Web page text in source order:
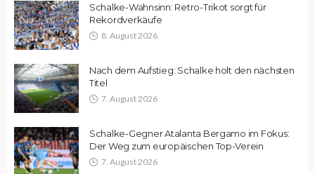
Schalke-Wahnsinn: Retro-Trikot sorgt für
Rekordverkäufe
8. August 2026
Nach dem Aufstieg: Schalke holt den nächsten
Titel
7. August 2026
Schalke-Gegner Atalanta Bergamo im Fokus:
Der Weg zum europäischen Top-Verein
7. August 2026